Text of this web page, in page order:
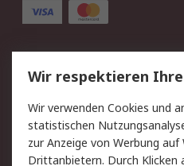
Service
Value Added Services
Rücksendungen
Hilfe
Wir respektieren
Wir verwenden Cookies und
statistischen
zur Anzeige von Werbung auf
Drittanbietern. Durch Klicken